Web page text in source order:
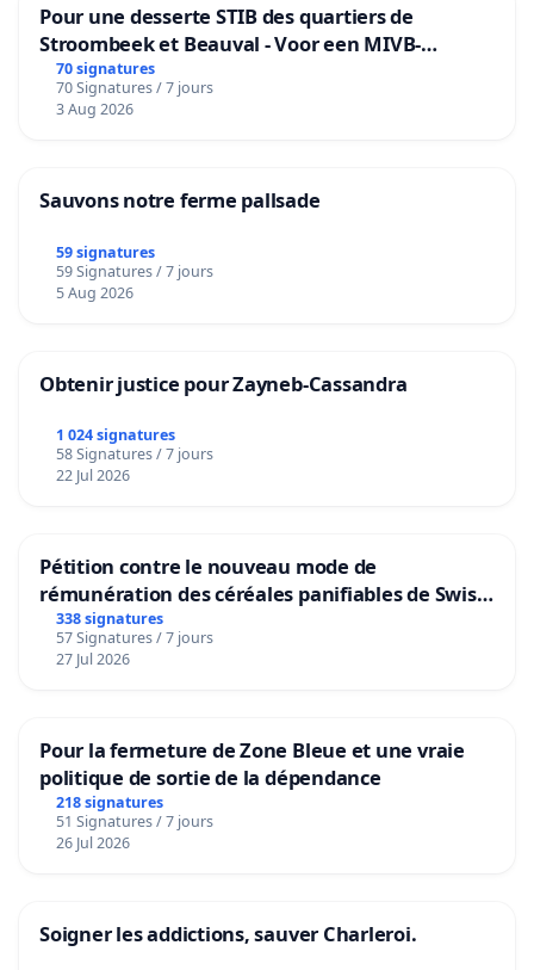
Pour une desserte STIB des quartiers de
Stroombeek et Beauval - Voor een MIVB-
bediening van de wijken Strombeek en Het
Voor
70 signatures
70 Signatures / 7 jours
3 Aug 2026
Sauvons notre ferme pallsade
59 signatures
59 Signatures / 7 jours
5 Aug 2026
Obtenir justice pour Zayneb-Cassandra
1 024 signatures
58 Signatures / 7 jours
22 Jul 2026
Pétition contre le nouveau mode de
rémunération des céréales panifiables de Swiss
granum basé sur la teneur en protéines
338 signatures
57 Signatures / 7 jours
27 Jul 2026
Pour la fermeture de Zone Bleue et une vraie
politique de sortie de la dépendance
218 signatures
51 Signatures / 7 jours
26 Jul 2026
Soigner les addictions, sauver Charleroi.